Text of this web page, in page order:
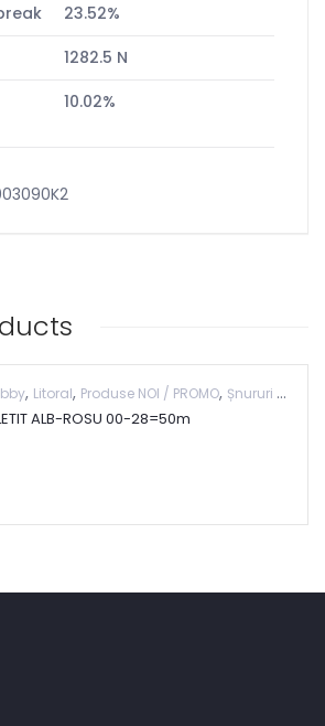
23.52%
1282.5 N
10.02%
, Litoral, Produse NOI / PROMO, Șnururi ptr. brățări
ALB-ROSU 00-28=50m